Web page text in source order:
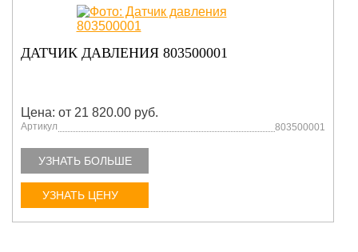
ДАТЧИК ДАВЛЕНИЯ 803500001
Цена: от 21 820.00 руб.
Артикул 803500001
УЗНАТЬ БОЛЬШЕ
УЗНАТЬ ЦЕНУ